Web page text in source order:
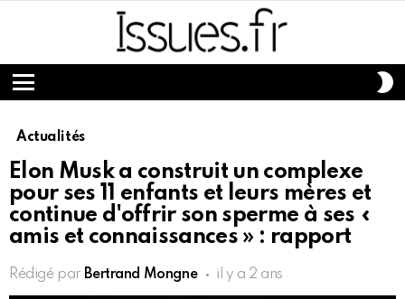
Menu
Actualités
Elon Musk a construit un complexe
pour ses 11 enfants et leurs mères et
continue d'offrir son sperme à ses «
amis et connaissances » : rapport
Rédigé par Bertrand Mongne il y a 2 ans